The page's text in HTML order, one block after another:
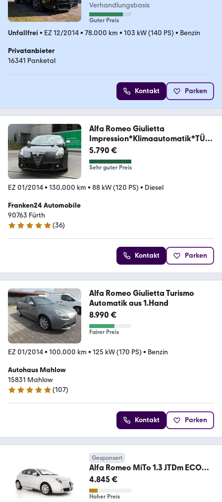
Verhandlungsbasis
Guter Preis
Unfallfrei • EZ 12/2014• 78.000 km • 103 kW (140 PS) • Benzin
Privatanbieter
16341 Panketal
Kontakt Parken
Alfa Romeo Giulietta
Impression*Klimaautomatik*TÜV
NEU*PDC
5.790 €
Sehr guter Preis
EZ 01/2014• 130.000 km • 88 kW (120 PS) • Diesel
Franken24 Automobile
90763 Fürth
4.8 Sterne
(36)
Kontakt Parken
Alfa Romeo Giulietta Turismo
Automatik aus 1.Hand
8.990 €
Fairer Preis
EZ 01/2014• 100.000 km • 125 kW (170 PS) • Benzin
Autohaus Mahlow
15831 Mahlow
4.9 Sterne
(107)
Kontakt Parken
Gesponsert
Alfa Romeo MiTo 1.3 JTDm ECO
Esclusivo *FULL-LEATHER | NAVI
4.845 €
Hoher Preis